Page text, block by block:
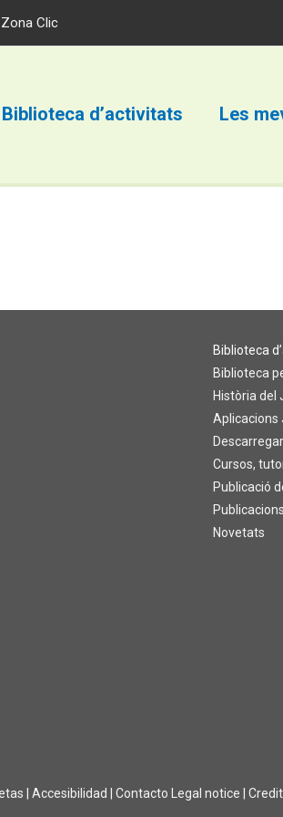
Clic
Biblioteca d’activitats Les
Biblioteca
Biblioteca
Història del
Aplicacions
Cursos,
Publicació
Novetats
Accesibilidad Contacto Legal notice